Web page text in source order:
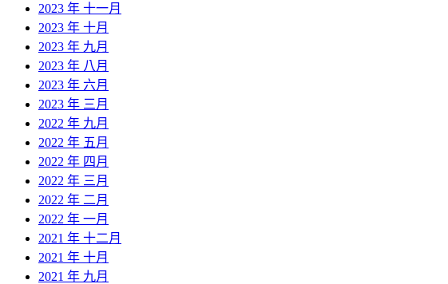
2023 年 十一月
2023 年 十月
2023 年 九月
2023 年 八月
2023 年 六月
2023 年 三月
2022 年 九月
2022 年 五月
2022 年 四月
2022 年 三月
2022 年 二月
2022 年 一月
2021 年 十二月
2021 年 十月
2021 年 九月